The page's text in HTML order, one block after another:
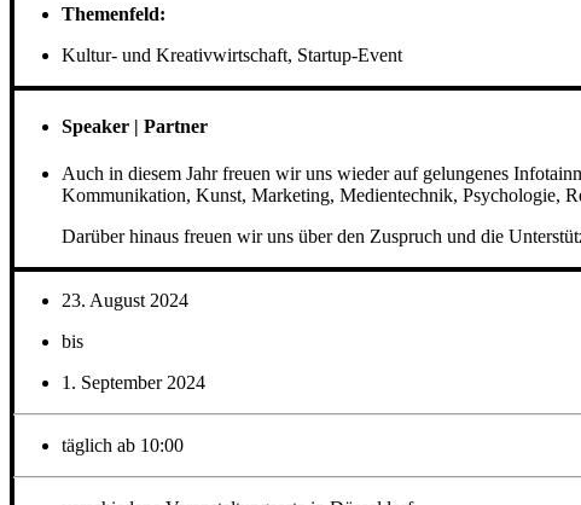
Themenfeld:
Kultur- und Kreativwirtschaft, Startup-Event
Speaker | Partner
Auch in diesem Jahr freuen wir uns wieder auf gelungenes
Kommunikation, Kunst, Marketing, Medientechnik, Psychologie,
Darüber hinaus freuen wir uns über den Zuspruch und die
23. August 2024
bis
1. September 2024
täglich ab 10:00